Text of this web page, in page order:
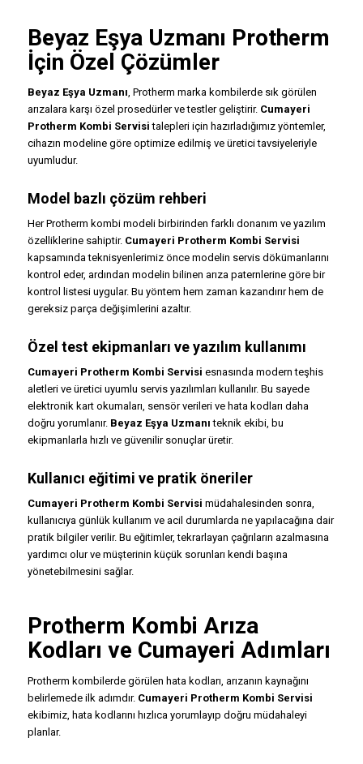
Beyaz Eşya Uzmanı Protherm
İçin Özel Çözümler
Beyaz Eşya Uzmanı, Protherm marka kombilerde sık görülen
arızalara karşı özel prosedürler ve testler geliştirir. Cumayeri
Protherm Kombi Servisi talepleri için hazırladığımız yöntemler,
cihazın modeline göre optimize edilmiş ve üretici tavsiyeleriyle
uyumludur.
Model bazlı çözüm rehberi
Her Protherm kombi modeli birbirinden farklı donanım ve yazılım
özelliklerine sahiptir. Cumayeri Protherm Kombi Servisi
kapsamında teknisyenlerimiz önce modelin servis dökümanlarını
kontrol eder, ardından modelin bilinen arıza paternlerine göre bir
kontrol listesi uygular. Bu yöntem hem zaman kazandırır hem de
gereksiz parça değişimlerini azaltır.
Özel test ekipmanları ve yazılım kullanımı
Cumayeri Protherm Kombi Servisi esnasında modern teşhis
aletleri ve üretici uyumlu servis yazılımları kullanılır. Bu sayede
elektronik kart okumaları, sensör verileri ve hata kodları daha
doğru yorumlanır. Beyaz Eşya Uzmanı teknik ekibi, bu
ekipmanlarla hızlı ve güvenilir sonuçlar üretir.
Kullanıcı eğitimi ve pratik öneriler
Cumayeri Protherm Kombi Servisi müdahalesinden sonra,
kullanıcıya günlük kullanım ve acil durumlarda ne yapılacağına dair
pratik bilgiler verilir. Bu eğitimler, tekrarlayan çağrıların azalmasına
yardımcı olur ve müşterinin küçük sorunları kendi başına
yönetebilmesini sağlar.
Protherm Kombi Arıza
Kodları ve Cumayeri Adımları
Protherm kombilerde görülen hata kodları, arızanın kaynağını
belirlemede ilk adımdır. Cumayeri Protherm Kombi Servisi
ekibimiz, hata kodlarını hızlıca yorumlayıp doğru müdahaleyi
planlar.